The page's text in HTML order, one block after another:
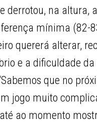
derrotou, na altura,
mínima (82-
quererá alterar,
e a dificuldade
que no
jogo muito
ao momento